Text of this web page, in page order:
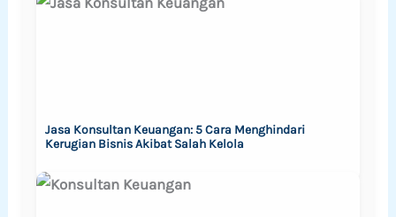
Jasa Konsultan Keuangan: 5 Cara Menghindari
Kerugian Bisnis Akibat Salah Kelola